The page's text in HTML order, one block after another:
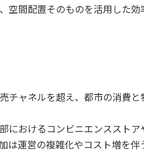
空間配置そのものを活用した効
チャネルを超え、都市の消費
におけるコンビニエンススト
は運営の複雑化やコスト増を